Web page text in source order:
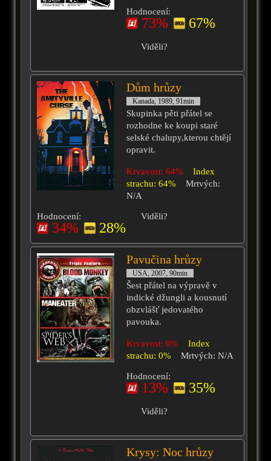
Hodnocení:
73% 67%
Viděli?
Dům hrůzy
Kanada, 1989, 91min
Skupinka pěti přátel se
rozhodne ke koupi staré
selské chalupy,kterou chtějí
opravit.
Krvavost: 64%
Index
strachu: 64%
Mrtvých:
N/A
Hodnocení:
34% 28%
Viděli?
Pavučina hrůzy
USA, 2007, 90min
Šest přátel na výpravě v
indické džungli a kousnutí
obzvlášť jedovatého
pavouka.
Krvavost: 0%
Index
strachu: 0%
Mrtvých: N/A
Hodnocení:
13% 35%
Viděli?
Krysy: Noc hrůzy